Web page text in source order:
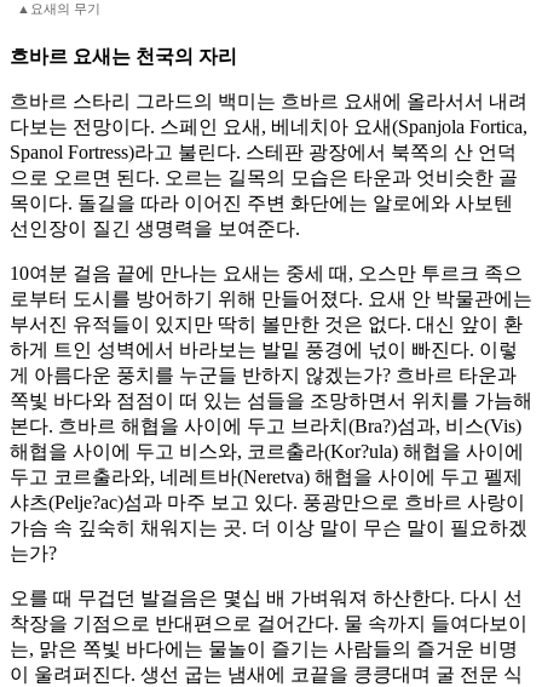
▲요새의 무기
흐바르 요새는 천국의 자리
흐바르 스타리 그라드의 백미는 흐바르 요새에 올라서서 내려
다보는 전망이다. 스페인 요새, 베네치아 요새(Spanjola Fortica,
Spanol Fortress)라고 불린다. 스테판 광장에서 북쪽의 산 언덕
으로 오르면 된다. 오르는 길목의 모습은 타운과 엇비슷한 골
목이다. 돌길을 따라 이어진 주변 화단에는 알로에와 사보텐
선인장이 질긴 생명력을 보여준다.
10여분 걸음 끝에 만나는 요새는 중세 때, 오스만 투르크 족으
로부터 도시를 방어하기 위해 만들어졌다. 요새 안 박물관에는
부서진 유적들이 있지만 딱히 볼만한 것은 없다. 대신 앞이 환
하게 트인 성벽에서 바라보는 발밑 풍경에 넋이 빠진다. 이렇
게 아름다운 풍치를 누군들 반하지 않겠는가? 흐바르 타운과
쪽빛 바다와 점점이 떠 있는 섬들을 조망하면서 위치를 가늠해
본다. 흐바르 해협을 사이에 두고 브라치(Bra?)섬과, 비스(Vis)
해협을 사이에 두고 비스와, 코르출라(Kor?ula) 해협을 사이에
두고 코르출라와, 네레트바(Neretva) 해협을 사이에 두고 펠제
샤츠(Pelje?ac)섬과 마주 보고 있다. 풍광만으로 흐바르 사랑이
가슴 속 깊숙히 채워지는 곳. 더 이상 말이 무슨 말이 필요하겠
는가?
오를 때 무겁던 발걸음은 몇십 배 가벼워져 하산한다. 다시 선
착장을 기점으로 반대편으로 걸어간다. 물 속까지 들여다보이
는, 맑은 쪽빛 바다에는 물놀이 즐기는 사람들의 즐거운 비명
이 울려퍼진다. 생선 굽는 냄새에 코끝을 킁킁대며 굴 전문 식